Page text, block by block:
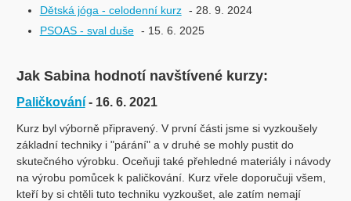
Dětská jóga - celodenní kurz - 28. 9. 2024
PSOAS - sval duše - 15. 6. 2025
Jak Sabina hodnotí navštívené kurzy:
Paličkování - 16. 6. 2021
Kurz byl výborně připravený. V první části jsme si vyzkoušely
základní techniky i "párání" a v druhé se mohly pustit do
skutečného výrobku. Oceňuji také přehledné materiály i návody
na výrobu pomůcek k paličkování. Kurz vřele doporučuji všem,
kteří by si chtěli tuto techniku vyzkoušet, ale zatím nemají